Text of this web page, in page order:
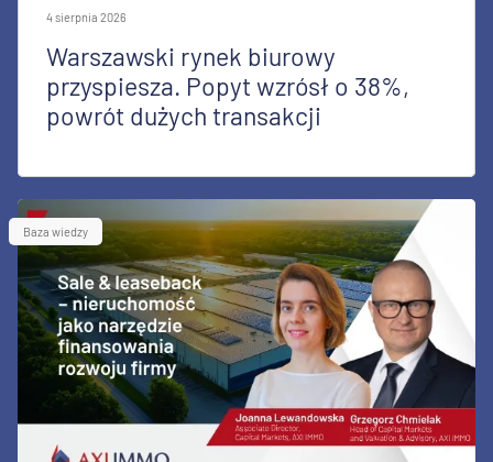
4 sierpnia 2026
Warszawski rynek biurowy
przyspiesza. Popyt wzrósł o 38%,
powrót dużych transakcji
Baza wiedzy